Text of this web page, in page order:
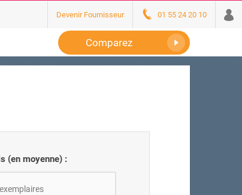
Devenir Fournisseur 01 55 24 20 10
Comparez
(en moyenne) :